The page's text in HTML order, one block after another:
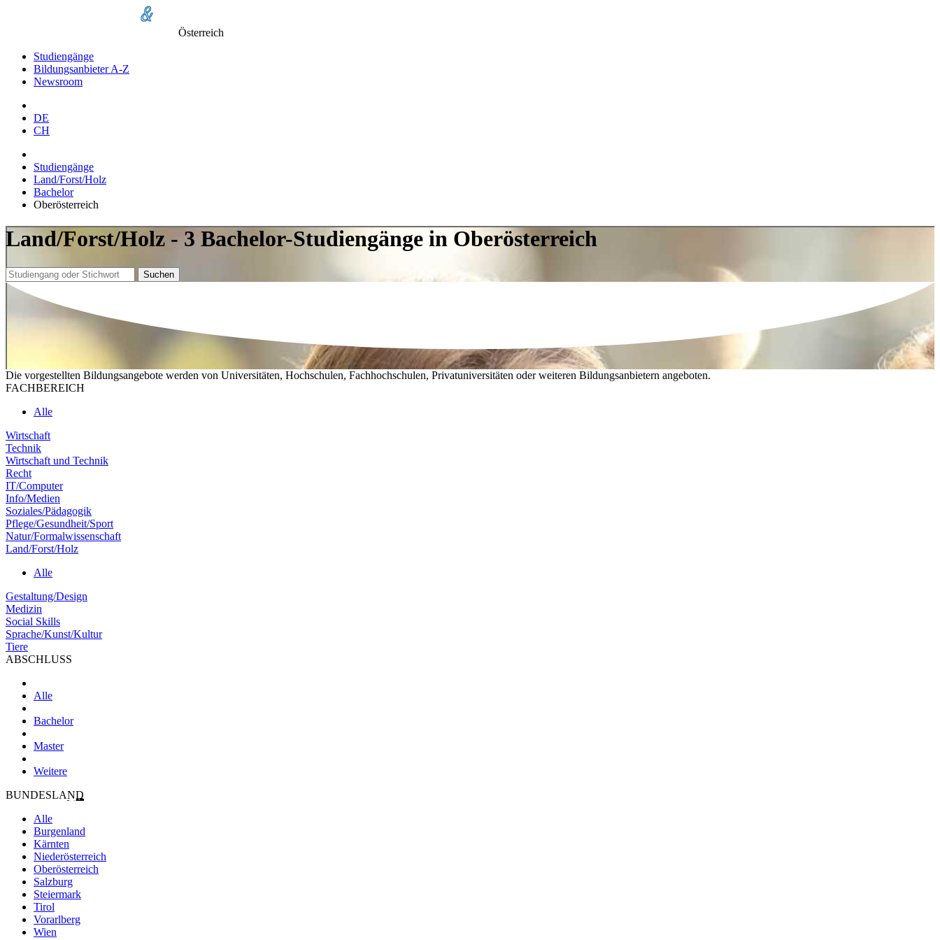
Österreich
Studiengänge
Bildungsanbieter A-Z
Newsroom
DE
CH
Studiengänge
Land/Forst/Holz
Bachelor
Oberösterreich
Land/Forst/Holz - 3 Bachelor-Studiengänge in Oberösterreich
Suchen
Die vorgestellten Bildungsangebote werden von Universitäten, Hochschulen, Fachhochschulen, Privatuniversitäten oder weiteren Bildungsanbietern angeboten.
FACHBEREICH
Alle
Wirtschaft
Technik
Wirtschaft und Technik
Recht
IT/Computer
Info/Medien
Soziales/Pädagogik
Pflege/Gesundheit/Sport
Natur/Formalwissenschaft
Land/Forst/Holz
Alle
Gestaltung/Design
Medizin
Social Skills
Sprache/Kunst/Kultur
Tiere
ABSCHLUSS
Alle
Bachelor
Master
Weitere
BUNDESLAND
Alle
Burgenland
Kärnten
Niederösterreich
Oberösterreich
Salzburg
Steiermark
Tirol
Vorarlberg
Wien